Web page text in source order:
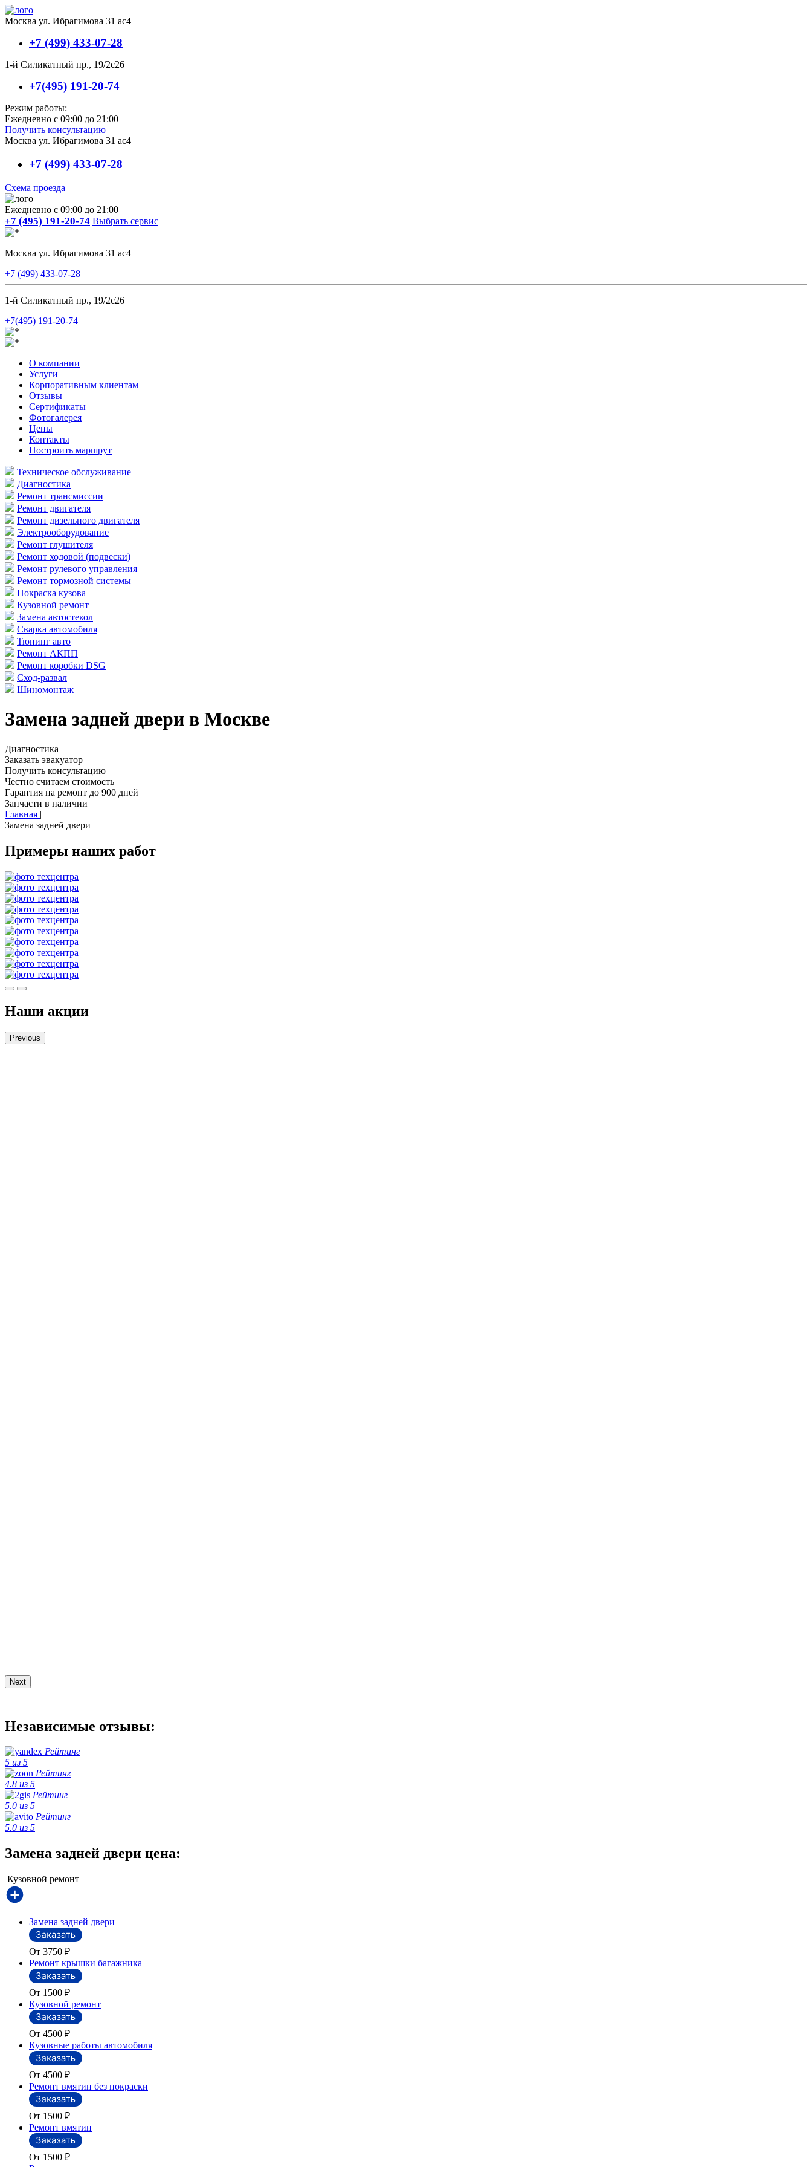
Москва ул. Ибрагимова 31 ас4
+7 (499) 433-07-28
1-й Силикатный пр., 19/2с26
+7(495) 191-20-74
Режим работы:
Ежедневно с 09:00 до 21:00
Получить консультацию
Москва ул. Ибрагимова 31 ас4
+7 (499) 433-07-28
Схема проезда
Ежедневно с 09:00 до 21:00
+7 (495) 191-20-74 Выбрать сервис
Москва ул. Ибрагимова 31 ас4
+7 (499) 433-07-28
1-й Силикатный пр., 19/2с26
+7(495) 191-20-74
О компании
Услуги
Корпоративным клиентам
Отзывы
Сертификаты
Фотогалерея
Цены
Контакты
Построить маршрут
Техническое обслуживание
Диагностика
Ремонт трансмиссии
Ремонт двигателя
Ремонт дизельного двигателя
Электрооборудование
Ремонт глушителя
Ремонт ходовой (подвески)
Ремонт рулевого управления
Ремонт тормозной системы
Покраска кузова
Кузовной ремонт
Замена автостекол
Сварка автомобиля
Тюнинг авто
Ремонт АКПП
Ремонт коробки DSG
Сход-развал
Шиномонтаж
Замена задней двери в Москве
Диагностика
Заказать эвакуатор
Получить консультацию
Честно считаем стоимость
Гарантия на ремонт до 900 дней
Запчасти в наличии
Главная |
Замена задней двери
Примеры наших работ
Наши акции
Previous
Next
Независимые отзывы:
Рейтинг
5 из 5
Рейтинг
4.8 из 5
Рейтинг
5.0 из 5
Рейтинг
5.0 из 5
Замена задней двери цена:
Кузовной ремонт
Замена задней двери
От 3750 ₽
Ремонт крышки багажника
От 1500 ₽
Кузовной ремонт
От 4500 ₽
Кузовные работы автомобиля
От 4500 ₽
Ремонт вмятин без покраски
От 1500 ₽
Ремонт вмятин
От 1500 ₽